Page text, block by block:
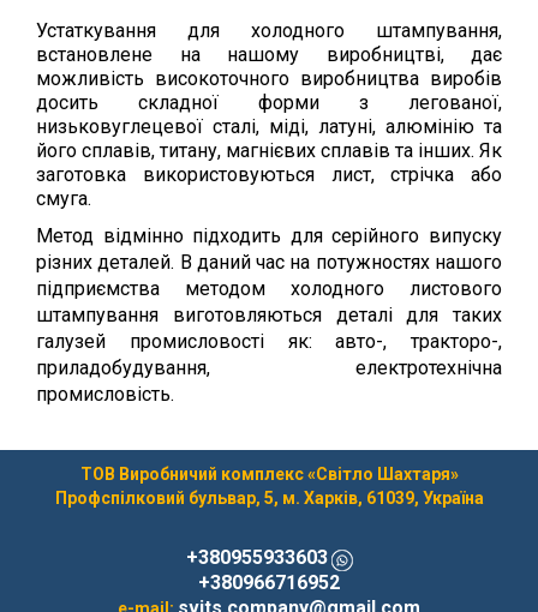
Устаткування для холодного штампування,
встановлене на нашому виробництві, дає
можливість високоточного виробництва виробів
досить складної форми з легованої,
низьковуглецевої сталі, міді, латуні, алюмінію та
його сплавів, титану, магнієвих сплавів та інших. Як
заготовка використовуються лист, стрічка або
смуга.
Метод відмінно підходить для серійного випуску
різних деталей. В даний час на потужностях нашого
підприємства методом холодного листового
штампування виготовляються деталі для таких
галузей промисловості як: авто-, тракторо-,
приладобудування, електротехнічна
промисловість.
ТОВ Виробничий комплекс «Світло Шахтаря»
Профспілковий бульвар, 5, м. Харків, 61039, Україна
+380955933603
+380966716952
e-mail: